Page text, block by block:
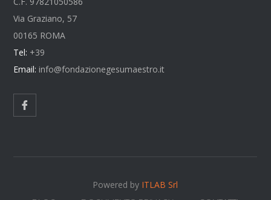
Via Graziano, 57
00165 ROMA
Tel: +39
Email: info@fondazionegesumaestro.it
Powered by ITLAB Srl